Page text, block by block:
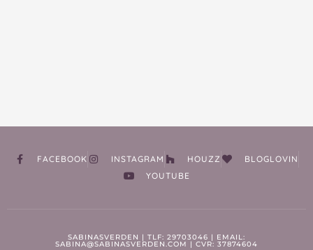
FACEBOOK INSTAGRAM HOUZZ
BLOGLOVIN
YOUTUBE
SABINASVERDEN | TLF: 29703046 | EMAIL:
SABINA@SABINASVERDEN.COM | CVR: 37874604